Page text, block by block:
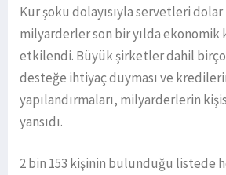
Kur şoku dolayısıyla servetleri dolar
milyarderler son bir yılda ekonomik
etkilendi. Büyük şirketler dahil
desteğe ihtiyaç duyması ve
yapılandırmaları, milyarderlerin
yansıdı.
2 bin 153 kişinin bulunduğu listede